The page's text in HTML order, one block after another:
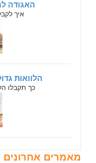
האגודה
איך
הלוואות
כך תקבלו
מאמרים אחרונים